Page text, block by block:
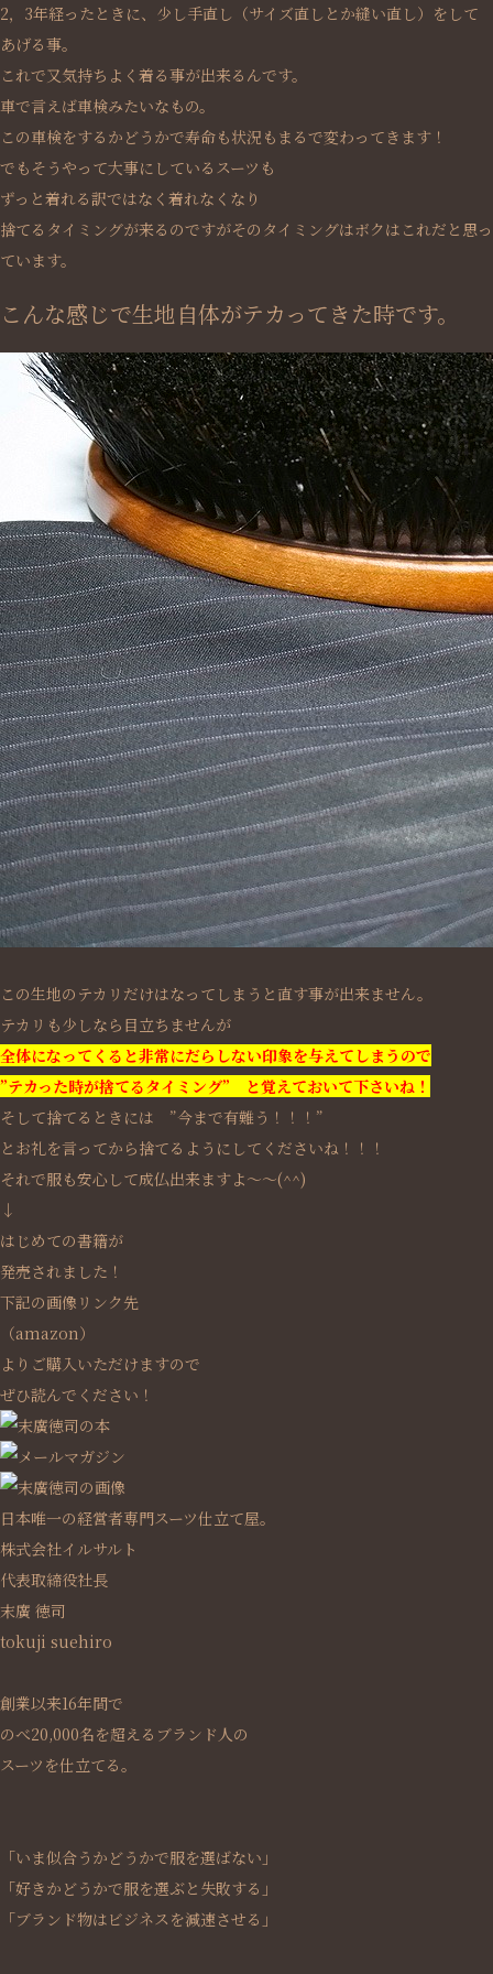
2，3年経ったときに、少し手直し（サイズ直しとか縫い直し）をして
あげる事。
これで又気持ちよく着る事が出来るんです。
車で言えば車検みたいなもの。
この車検をするかどうかで寿命も状況もまるで変わってきます！
でもそうやって大事にしているスーツも
ずっと着れる訳ではなく着れなくなり
捨てるタイミングが来るのですがそのタイミングはボクはこれだと思っ
ています。
こんな感じで生地自体がテカってきた時です。
この生地のテカリだけはなってしまうと直す事が出来ません。
テカリも少しなら目立ちませんが
全体になってくると非常にだらしない印象を与えてしまうので
”テカった時が捨てるタイミング” と覚えておいて下さいね！
そして捨てるときには ”今まで有難う！！！”
とお礼を言ってから捨てるようにしてくださいね！！！
それで服も安心して成仏出来ますよ～～(^^)
↓
はじめての書籍が
発売されました！
下記の画像リンク先
（amazon）
よりご購入いただけますので
ぜひ読んでください！
日本唯一の経営者専門スーツ仕立て屋。
株式会社イルサルト
代表取締役社長
末廣 徳司
tokuji suehiro
創業以来16年間で
のべ20,000名を超えるブランド人の
スーツを仕立てる。
「いま似合うかどうかで服を選ばない」
「好きかどうかで服を選ぶと失敗する」
「ブランド物はビジネスを減速させる」